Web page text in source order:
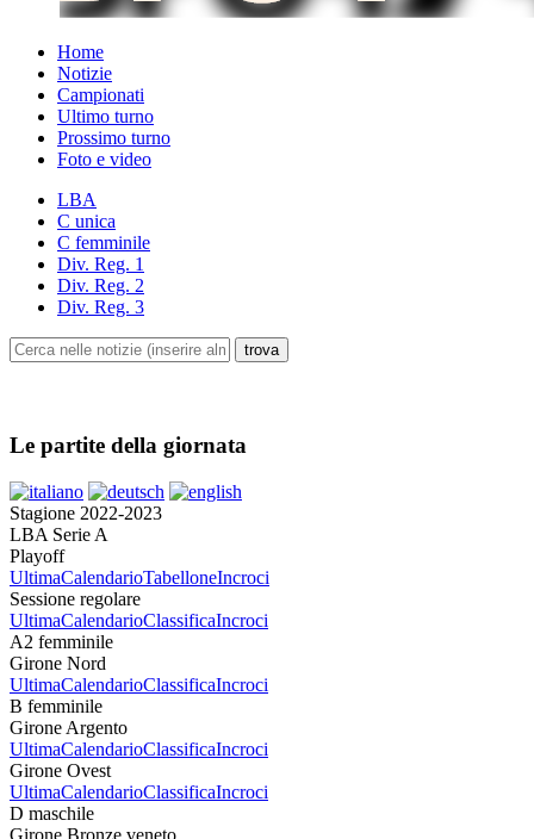
Home
Notizie
Campionati
Ultimo turno
Prossimo turno
Foto e video
LBA
C unica
C femminile
Div. Reg. 1
Div. Reg. 2
Div. Reg. 3
Le partite della giornata
Stagione 2022-2023
LBA Serie A
Playoff
UltimaCalendarioTabelloneIncroci
Sessione regolare
UltimaCalendarioClassificaIncroci
A2 femminile
Girone Nord
UltimaCalendarioClassificaIncroci
B femminile
Girone Argento
UltimaCalendarioClassificaIncroci
Girone Ovest
UltimaCalendarioClassificaIncroci
D maschile
Girone Bronze veneto